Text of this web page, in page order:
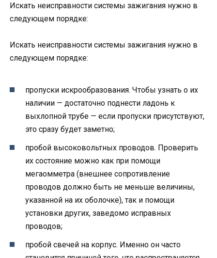
Искать неисправности системы зажигания нужно в
следующем порядке:
Искать неисправности системы зажигания нужно в
следующем порядке:
пропуски искрообразования. Чтобы узнать о их
наличии — достаточно поднести ладонь к
выхлопной трубе — если пропуски присутствуют,
это сразу будет заметно;
пробой высоковольтных проводов. Проверить
их состояние можно как при помощи
мегаомметра (внешнее сопротивление
проводов должно быть не меньше величины,
указанной на их оболочке), так и помощи
установки других, заведомо исправных
проводов;
пробой свечей на корпус. Именно он часто